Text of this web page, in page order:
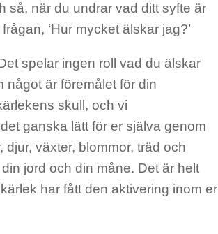
så, när du undrar vad ditt syfte är
‘Hur mycket älskar jag?’
spelar ingen roll vad du älskar
något är föremålet för din
skull, och vi
ganska lätt för er själva genom
växter, blommor, träd och
jord och din måne. Det är helt
har fått den aktivering inom er